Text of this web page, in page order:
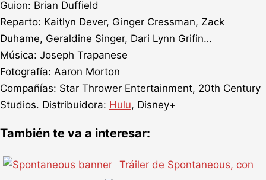
Guion: Brian Duffield
Reparto: Kaitlyn Dever, Ginger Cressman, Zack
Duhame, Geraldine Singer, Dari Lynn Grifin…
Música: Joseph Trapanese
Fotografía: Aaron Morton
Compañías: Star Thrower Entertainment, 20th Century
Studios. Distribuidora: Hulu, Disney+
También te va a interesar:
Tráiler de Spontaneous, con